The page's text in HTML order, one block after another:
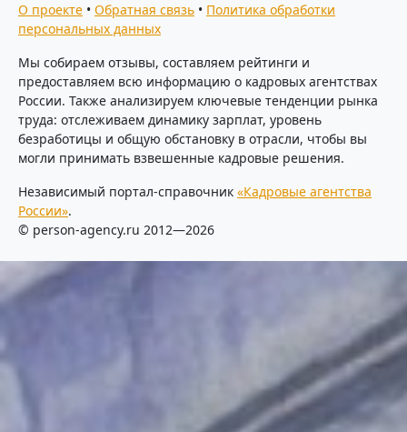
О проекте • Обратная связь • Политика обработки
персональных данных
Мы собираем отзывы, составляем рейтинги и
предоставляем всю информацию о кадровых агентствах
России. Также анализируем ключевые тенденции рынка
труда: отслеживаем динамику зарплат, уровень
безработицы и общую обстановку в отрасли, чтобы вы
могли принимать взвешенные кадровые решения.
Независимый портал-справочник «Кадровые агентства
России».
© person-agency.ru 2012—2026